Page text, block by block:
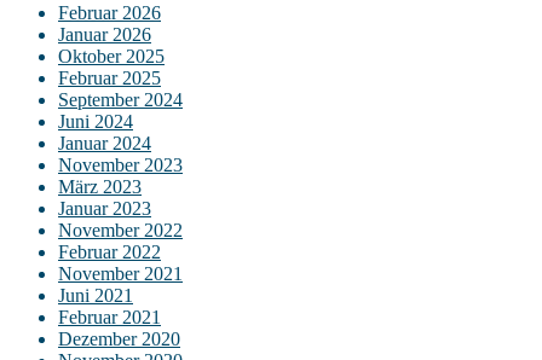
Februar 2026
Januar 2026
Oktober 2025
Februar 2025
September 2024
Juni 2024
Januar 2024
November 2023
März 2023
Januar 2023
November 2022
Februar 2022
November 2021
Juni 2021
Februar 2021
Dezember 2020